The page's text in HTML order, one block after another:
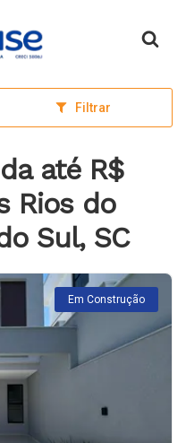
Filtrar
até R$
Rios do
Sul, SC
Em Construção